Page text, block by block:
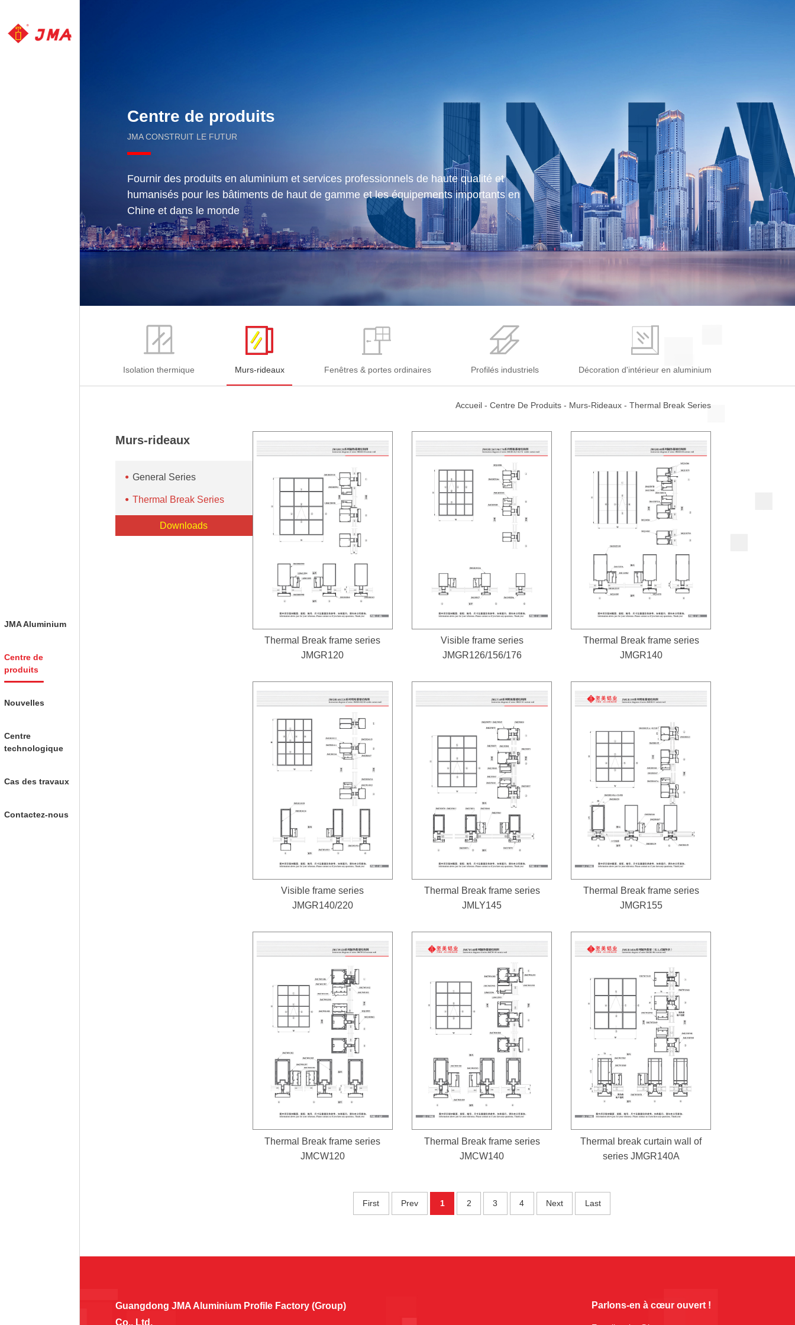
JMA Aluminium
Centre de
produits
Nouvelles
Centre
technologique
Cas des travaux
Contactez-nous
Centre de produits
JMA CONSTRUIT LE FUTUR
Fournir des produits en aluminium et services professionnels de haute qualité et
humanisés pour les bâtiments de haut de gamme et les équipements importants en
Chine et dans le monde
Isolation thermique Murs-rideaux Fenêtres & portes ordinaires Profilés industriels Décoration d'intérieur en aluminium
Accueil -Centre De Produits - Murs-Rideaux -Thermal Break Series
Murs-rideaux
General Series
Thermal Break Series
Downloads
Thermal Break frame series
JMGR120
Visible frame series
JMGR126/156/176
Thermal Break frame series
JMGR140
Visible frame series
JMGR140/220
Thermal Break frame series
JMLY145
Thermal Break frame series
JMGR155
Thermal Break frame series
JMCW120
Thermal Break frame series
JMCW140
Thermal break curtain wall of
series JMGR140A
First Prev 1 2 3 4 Next Last
Guangdong JMA Aluminium Profile Factory (Group)
Co., Ltd.
Parlons-en à cœur ouvert !